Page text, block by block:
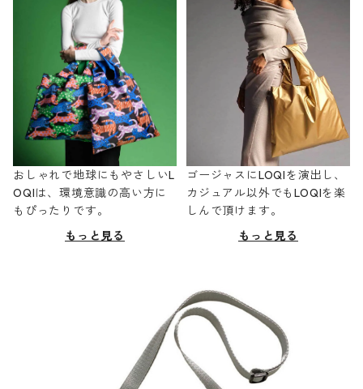
おしゃれで地球にもやさしいL
OQIは、環境意識の高い方に
もぴったりです。
もっと見る
ゴージャスにLOQIを演出し、
カジュアル以外でもLOQIを楽
しんで頂けます。
もっと見る